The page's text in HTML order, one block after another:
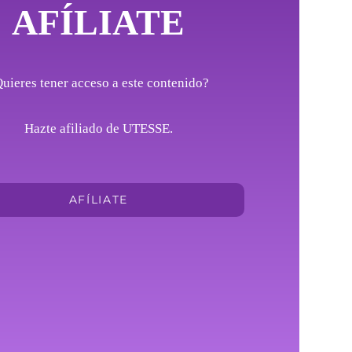
AFÍLIATE
tener acceso a este contenido?
Hazte afiliado de UTESSE.
AFÍLIATE